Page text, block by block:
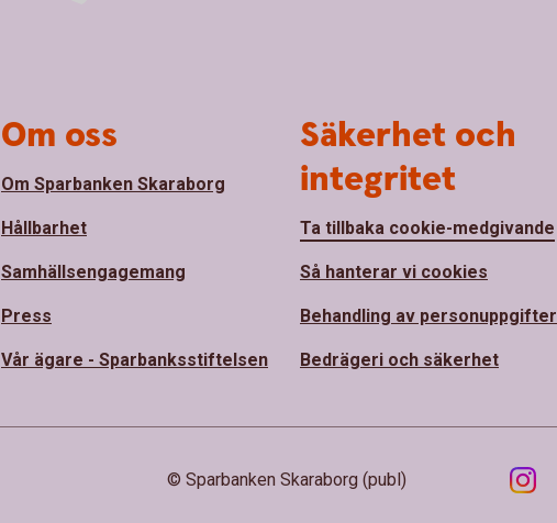
Om oss
Om Sparbanken Skaraborg
Hållbarhet
Samhällsengagemang
Press
Vår ägare - Sparbanksstiftelsen
Säkerhet och
integritet
Ta tillbaka cookie-medgivande
Så hanterar vi cookies
Behandling av personuppgifter
Bedrägeri och säkerhet
© Sparbanken Skaraborg (publ)